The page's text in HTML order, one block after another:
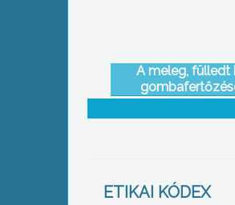
A meleg, fülledt
ETIKAI KÓDEX